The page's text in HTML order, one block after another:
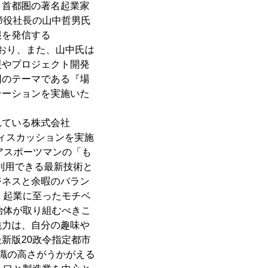
都圏の著名起業家
社長の山中哲男氏
発信する
り、また、山中氏は
プロジェクト開発
テーマである『場
ションを実施いた
いる株式会社
スカッションを実施
ポーツマンの「も
用できる最新技術と
スと余暇のバラン
業に至ったモチベ
が取り組むべきこ
は、自分の趣味や
版20政令指定都市
の高さがうかがえる